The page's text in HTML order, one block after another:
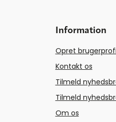
Information
Opret
Kontakt os
Tilmeld
Tilmeld
Om os